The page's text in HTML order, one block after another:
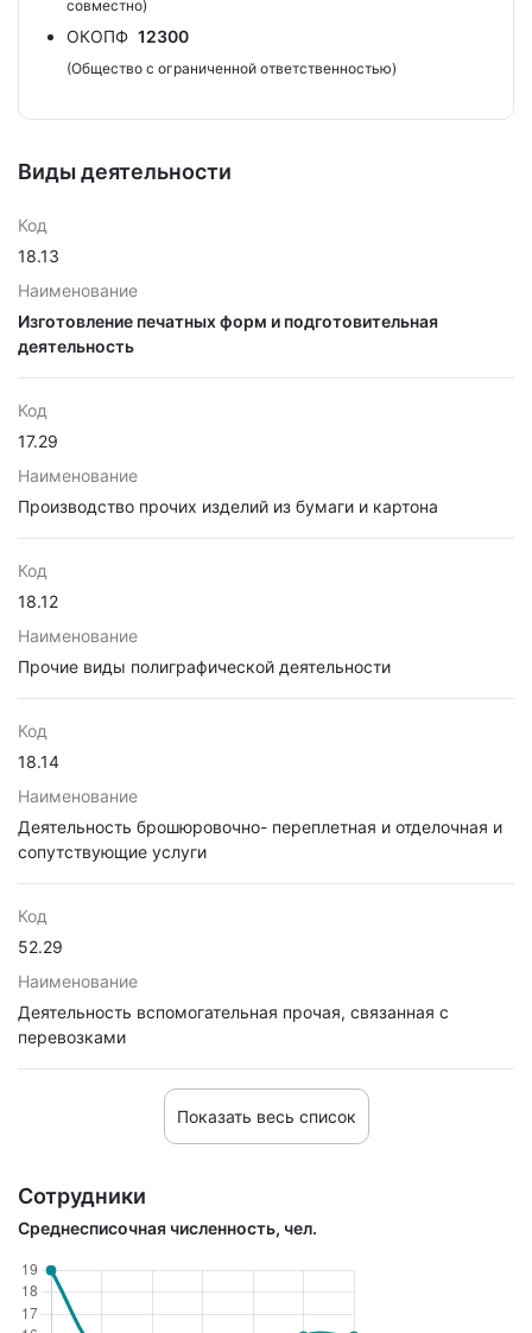
совместно)
ОКОПФ 12300
(Общество с ограниченной ответственностью)
Виды деятельности
Код
18.13
Наименование
Изготовление печатных форм и подготовительная
деятельность
Код
17.29
Наименование
Производство прочих изделий из бумаги и картона
Код
18.12
Наименование
Прочие виды полиграфической деятельности
Код
18.14
Наименование
Деятельность брошюровочно- переплетная и отделочная и
сопутствующие услуги
Код
52.29
Наименование
Деятельность вспомогательная прочая, связанная с
перевозками
Показать весь список
Сотрудники
Среднесписочная численность, чел.